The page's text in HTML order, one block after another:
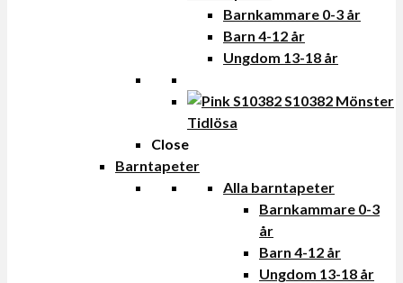
Barnkammare 0-3 år
Barn 4-12 år
Ungdom 13-18 år
Tidlösa
Close
Barntapeter
Alla barntapeter
Barnkammare 0-3
år
Barn 4-12 år
Ungdom 13-18 år